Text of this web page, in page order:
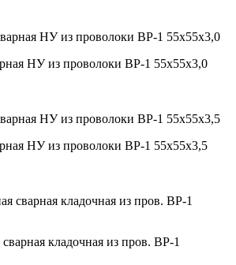
НУ из проволоки ВР-1 55х55х3,0
НУ из проволоки ВР-1 55х55х3,5
кладочная из пров. ВР-1